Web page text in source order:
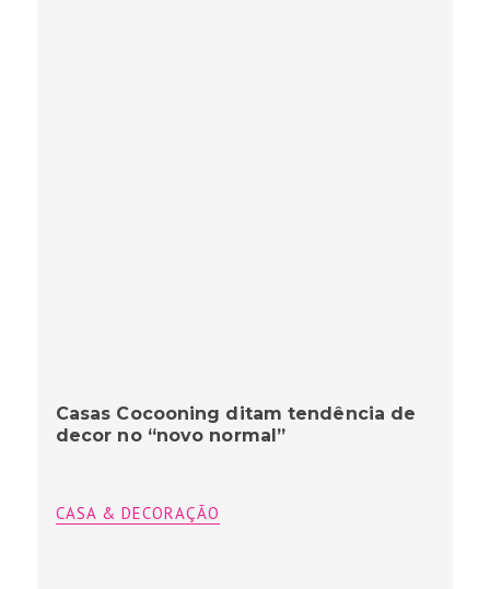
Casas Cocooning ditam tendência de
decor no “novo normal”
CASA & DECORAÇÃO